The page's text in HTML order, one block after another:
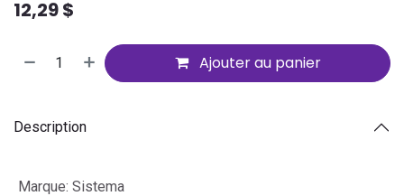
12,29$
Ajouter au panier
Description
Marque: Sistema